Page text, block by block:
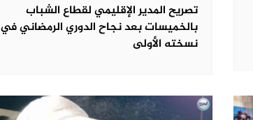
تصريح المدير الإقليمي لقطاع الشباب
بالخميسات بعد نجاح الدوري الرمضاني في
نسخته الأولى